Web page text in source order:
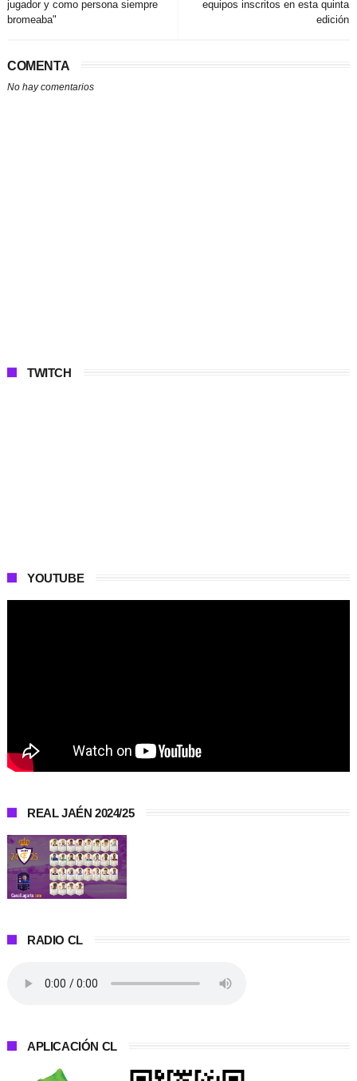
equipos inscritos en esta quinta
edición
jugador y como persona siempre
bromeaba"
COMENTA
No hay comentarios
TWITCH
YOUTUBE
REAL JAÉN 2024/25
RADIO CL
APLICACIÓN CL